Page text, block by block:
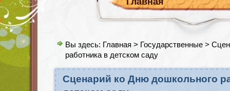
Вы здесь: Главная > Государственные >
работника в детском саду
Сценарий ко Дню дошкольного